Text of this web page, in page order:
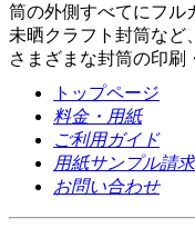
筒の外側すべてにフル
未晒クラフト封筒など、
さまざまな封筒の印刷
トップページ
料金・用紙
ご利用ガイド
用紙サンプル請求
お問い合わせ